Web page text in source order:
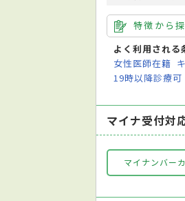
特徴から
よく利用される
女性医師在籍
19時以降診療可
マイナ受付対
マイナンバー